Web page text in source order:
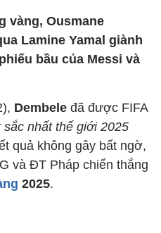
vàng, Ousmane
Lamine Yamal giành
bầu của Messi và
Dembele đã được FIFA
sắc nhất thế giới 2025
quả không gây bất ngờ,
và ĐT Pháp chiến thắng
2025.